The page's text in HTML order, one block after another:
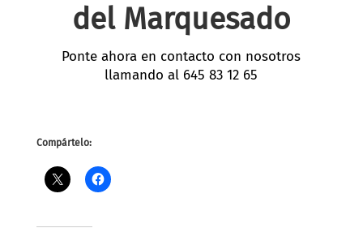
del Marquesado
Ponte ahora en contacto con nosotros
llamando al 645 83 12 65
Compártelo: